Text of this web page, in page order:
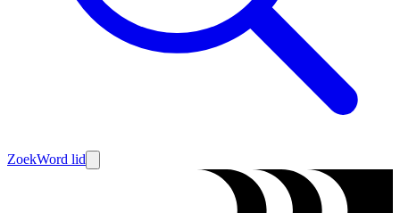
ZoekWord lid